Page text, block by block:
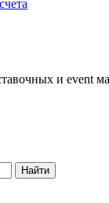
и event
Найти